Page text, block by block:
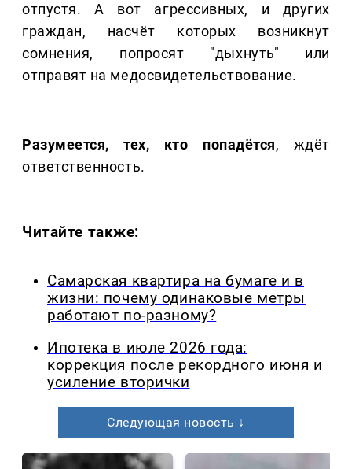
отпустя. А вот агрессивных, и других
граждан, насчёт которых возникнут
сомнения, попросят "дыхнуть" или
отправят на медосвидетельствование.
Разумеется, тех, кто попадётся, ждёт
ответственность.
Читайте также:
Самарская квартира на бумаге и в
жизни: почему одинаковые метры
работают по-разному?
Ипотека в июле 2026 года:
коррекция после рекордного июня и
усиление вторички
Следующая новость ↓